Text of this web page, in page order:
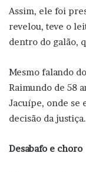
Assim, ele foi
revelou, teve o
dentro do galão,
Mesmo falando
Raimundo de 58
Jacuípe, onde se
decisão da justiça.
Desabafo e choro